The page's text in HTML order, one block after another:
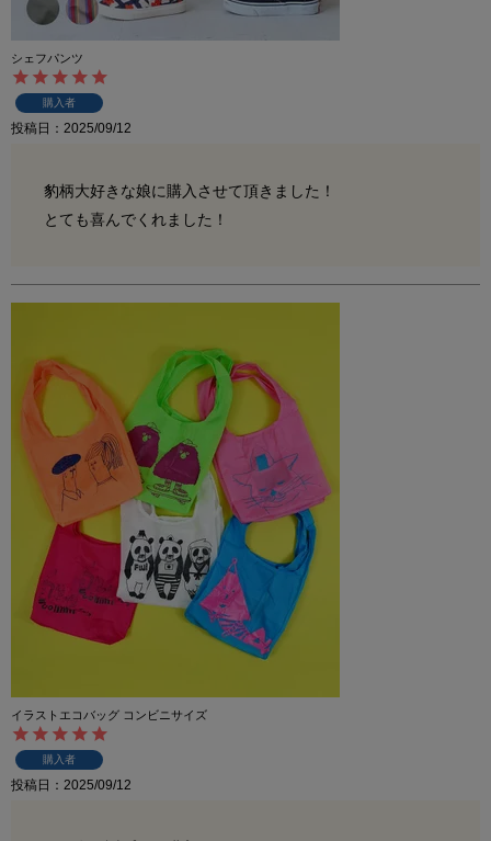
シェフパンツ
購入者
投稿日 2025/09/12
豹柄大好きな娘に購入させて頂きました！
とても喜んでくれました！
イラストエコバッグ コンビニサイズ
購入者
投稿日 2025/09/12